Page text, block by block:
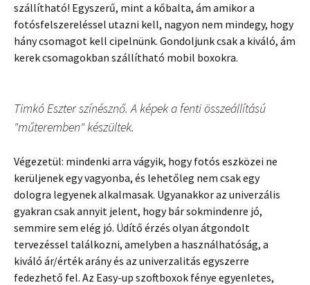
szállítható! Egyszerű, mint a kőbalta, ám amikor a
fotósfelszereléssel utazni kell, nagyon nem mindegy, hogy
hány csomagot kell cipelnünk. Gondoljunk csak a kiváló, ám
kerek csomagokban szállítható mobil boxokra.
Timkó Eszter színésznő. A képek a fenti összeállítású
"műteremben" készültek.
Végezetül: mindenki arra vágyik, hogy fotós eszközei ne
kerüljenek egy vagyonba, és lehetőleg nem csak egy
dologra legyenek alkalmasak. Ugyanakkor az univerzális
gyakran csak annyit jelent, hogy bár sokmindenre jó,
semmire sem elég jó. Üdítő érzés olyan átgondolt
tervezéssel találkozni, amelyben a használhatóság, a
kiváló ár/érték arány és az univerzalitás egyszerre
fedezhető fel. Az Easy-up szoftboxok fénye egyenletes,